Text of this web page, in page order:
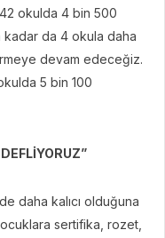
42 okulda 4 bin 500
kadar da 4 okula daha
devam edeceğiz.
5 bin 100
daha kalıcı olduğuna
sertifika, rozet,